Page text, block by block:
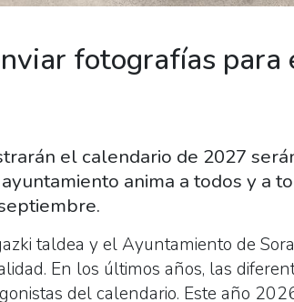
fotografías para
el calendario de 2027
anima a todos y a
taldea y el Ayuntamiento de
En los últimos años, las
del calendario. Este año